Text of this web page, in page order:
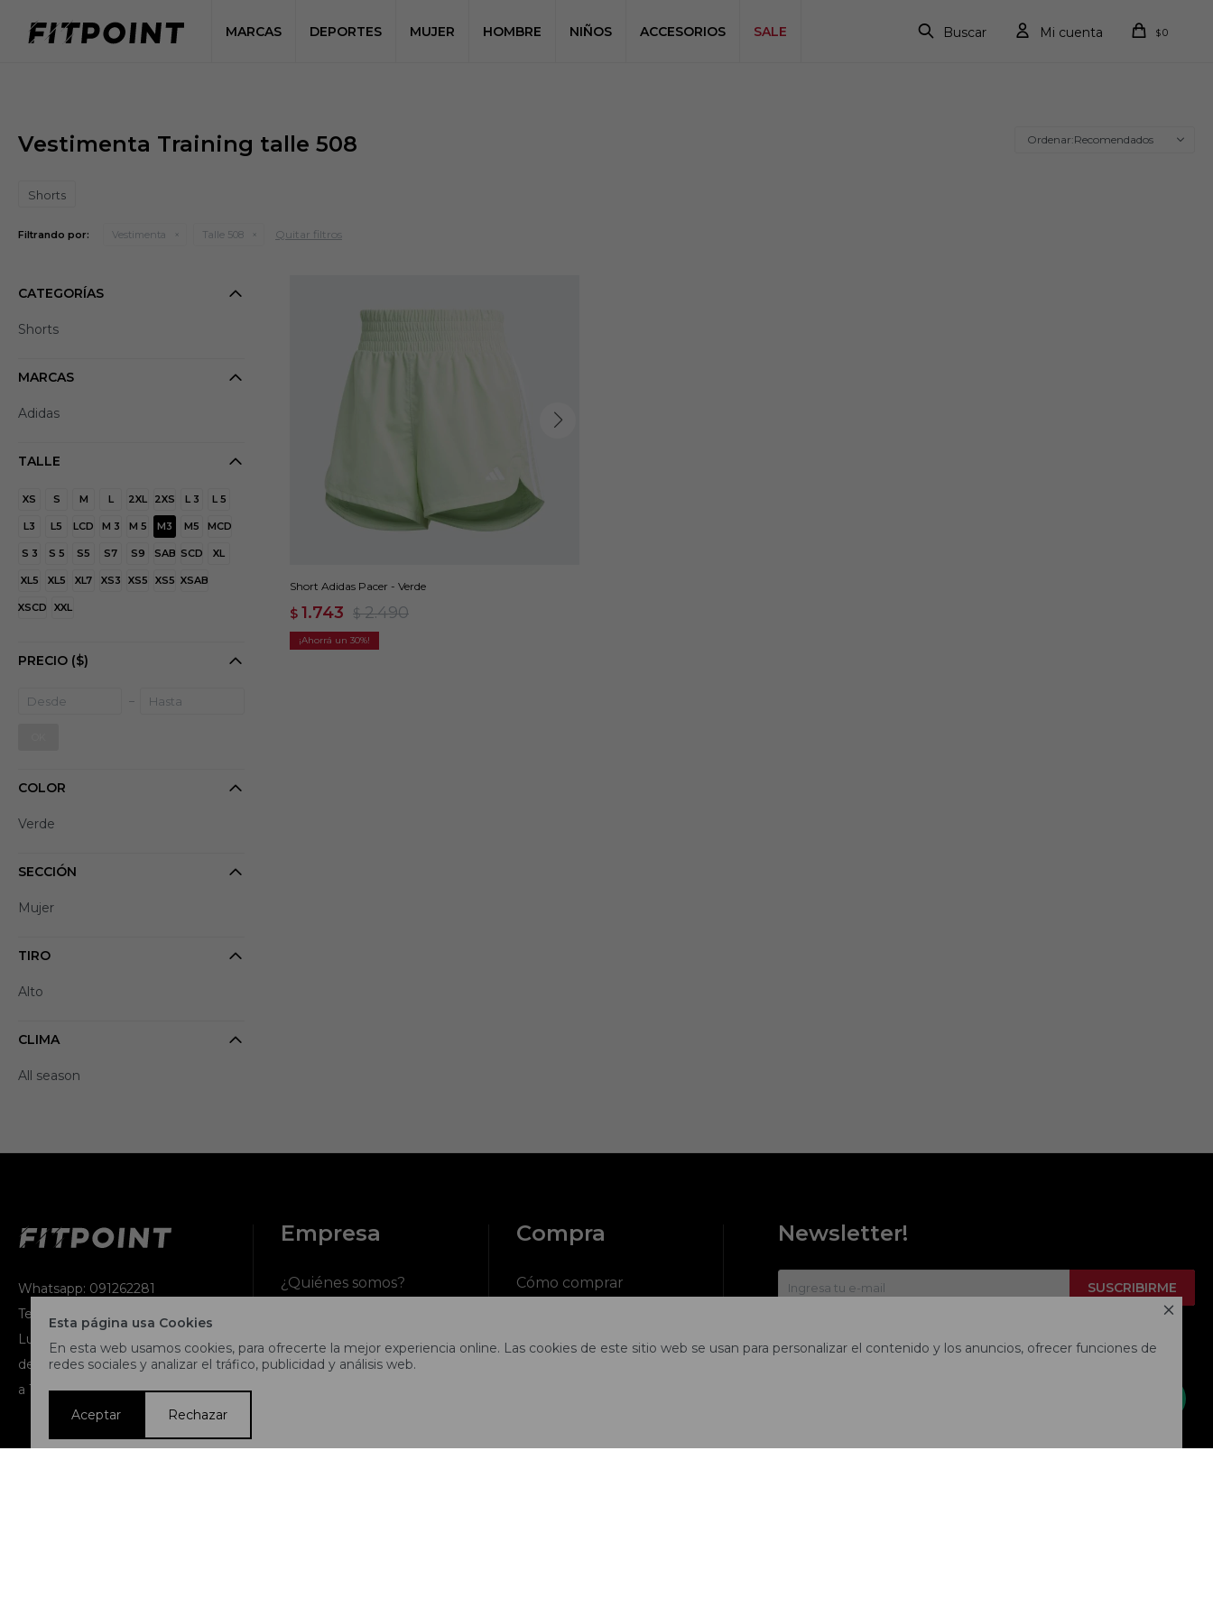

Esta página usa Cookies
En esta web usamos cookies, para ofrecerte la mejor experiencia online. Las cookies de este sitio web se usan para personalizar el contenido y los anuncios, ofrecer funciones de
redes sociales y analizar el tráfico, publicidad y análisis web.
Aceptar Rechazar
MARCAS DEPORTES MUJER HOMBRE NIÑOS ACCESORIOS SALE $0
Vestimenta Training talle 508 Recomendados
Shorts
Filtrando por: Vestimenta Talle 508 Quitar filtros
Short Adidas Pacer - Verde
$ 1.743 $ 2.490
30
CATEGORÍAS
Shorts
MARCAS
Adidas
TALLE
XS S M L 2XL 2XS L 3 L 5
L3 L5 LCD M 3 M 5 M3 M5 MCD
S 3 S 5 S5 S7 S9 SAB SCD XL
XL5 XL5 XL7 XS3 XS5 XS5 XSAB
XSCD XXL
PRECIO ($)
COLOR
Verde
SECCIÓN
Mujer
TIRO
Alto
CLIMA
All season
Whatsapp: 091262281
Teléfono: 2716 9991
Lunes a jueves de 9:00 a 13:00 y
de 14:00 a 17:45, viernes de 9:30
a 13:00 y de 14:00 a 17:45.
Empresa
¿Quiénes somos?
Términos y condiciones
Compra
Cómo comprar
Newsletter!
SUSCRIBIRME
  